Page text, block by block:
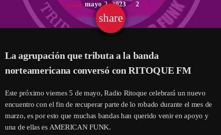
today mayo 2, 2023 2
share
email
La agrupación que tributa a la banda
norteamericana conversó con RITOQUE FM
Este próximo viernes 5 de mayo, Radio Ritoque celebrará un nuevo
encuentro con el fin de recuperar parte de lo robado durante el mes de
marzo, es por esto que muchas bandas han querido venir en apoyo y
una de ellas es AMERICAN FUNK.